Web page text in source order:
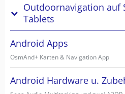
Outdoornavigation auf
Tablets
Android Apps
OsmAnd+ Karten & Navigation App
Android Hardware u.